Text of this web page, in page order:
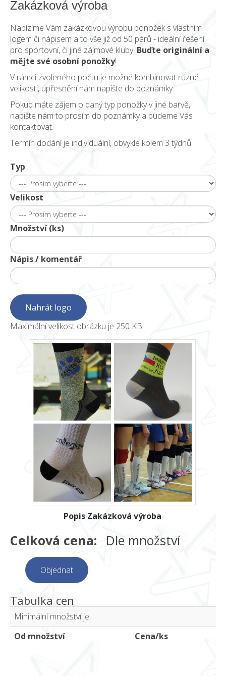
Zakázková výroba
Nabízíme Vám zakázkovou výrobu ponožek s vlastním
logem či nápisem a to vše již od 50 párů - ideální řešení
pro sportovní, či jiné zájmové kluby. Buďte originální a
mějte své osobní ponožky!
V rámci zvoleného počtu je možné kombinovat různé
velikosti, upřesnění nám napište do poznámky.
Pokud máte zájem o daný typ ponožky v jiné barvě,
napište nám to prosím do poznámky a budeme Vás
kontaktovat.
Termín dodání je individuální, obvykle kolem 3 týdnů.
Typ
Velikost
Množství (ks)
Nápis / komentář
Maximální velikost obrázku je 250 KB
Popis Zakázková výroba
Celková cena: Dle množství
Objednat
Tabulka cen
Minimální množství je
Od množství
Cena/ks